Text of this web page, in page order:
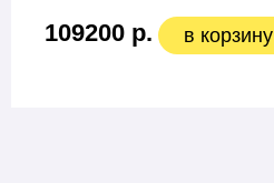
109200 р. в корзину